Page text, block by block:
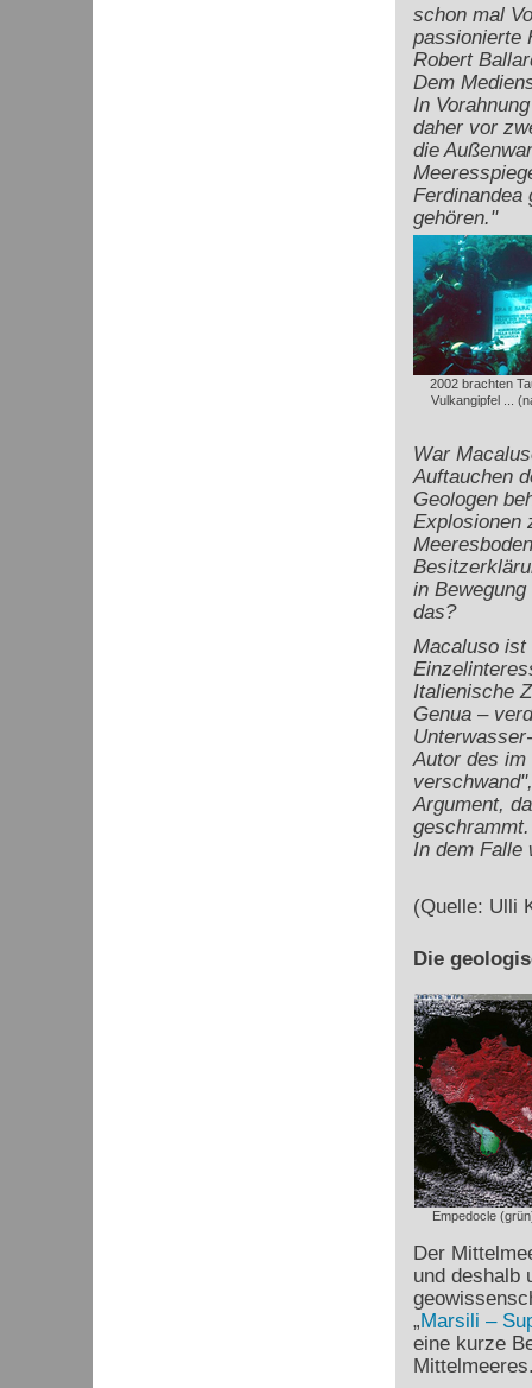
schon mal
passionierte
Robert
Dem
In
daher vor
die
Ferdinandea
gehören."
2002 brachten
Vulkangipfel ...
War
Auftauchen
Geologen
Explosionen
in
das?
Macaluso ist
Italienische
Genua –
Autor des im
Argument,
In dem Falle
(Quelle: Ulli
Die
Empedocle
Der
und deshalb
„Marsili –
eine kurze